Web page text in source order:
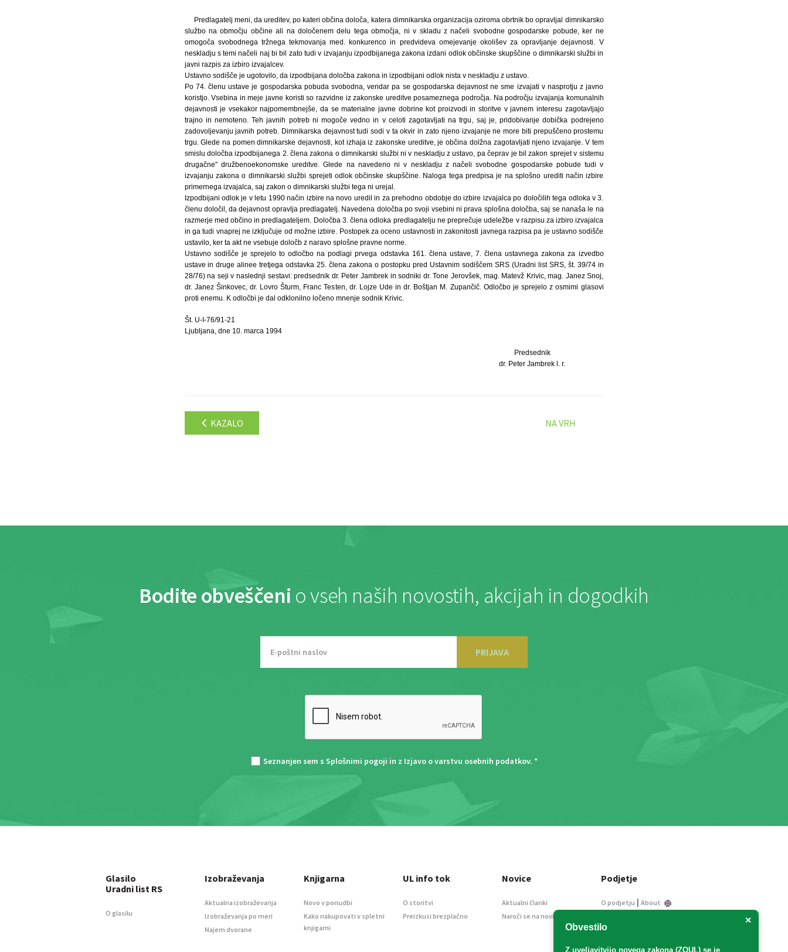
Predlagatelj meni, da ureditev, po kateri občina določa, katera dimnikarska organizacija oziroma obrtnik bo opravljal dimnikarsko
službo na območju občine ali na določenem delu tega območja, ni v skladu z načeli svobodne gospodarske pobude, ker ne
omogoča svobodnega tržnega tekmovanja med. konkurenco in predvideva omejevanje okolišev za opravljanje dejavnosti. V
neskladju s temi načeli naj bi bil zato tudi v izvajanju izpodbijanega zakona izdani odlok občinske skupščine o dimnikarski službi in
javni razpis za izbiro izvajalcev.
Ustavno sodišče je ugotovilo, da izpodbijana določba zakona in izpodbijani odlok nista v neskladju z ustavo.
Po 74. členu ustave je gospodarska pobuda svobodna, vendar pa se gospodarska dejavnost ne sme izvajati v nasprotju z javno
koristjo. Vsebina in meje javne koristi so razvidne iz zakonske ureditve posameznega področja. Na področju izvajanja komunalnih
dejavnosti je vsekakor najpomembnejše, da se materialne javne dobrine kot proizvodi in storitve v javnem interesu zagotavljajo
trajno in nemoteno. Teh javnih potreb ni mogoče vedno in v celoti zagotavljati na trgu, saj je, pridobivanje dobička podrejeno
zadovoljevanju javnih potreb. Dimnikarska dejavnost tudi sodi v ta okvir in zato njeno izvajanje ne more biti prepuščeno prostemu
trgu. Glede na pomen dimnikarske dejavnosti, kot izhaja iz zakonske ureditve, je občina dolžna zagotavljati njeno izvajanje. V tem
smislu določba izpodbijanega 2. člena zakona o dimnikarski službi ni v neskladju z ustavo, pa čeprav je bil zakon sprejet v sistemu
drugačne" družbenoekonomske ureditve. Glede na navedeno ni v neskladju z načeli svobodne gospodarske pobude tudi v
izvajanju zakona o dimnikarski službi sprejeti odlok občinske skupščine. Naloga tega predpisa je na splošno urediti način izbire
primernega izvajalca, saj zakon o dimnikarski službi tega ni urejal.
Izpodbijani odlok je v letu 1990 način izbire na novo uredil in za prehodno obdobje do izbire izvajalca po določilih tega odloka v 3.
členu določil, da dejavnost opravlja predlagatelj. Navedena določba po svoji vsebini ni prava splošna določba, saj se nanaša le na
razmerje med občino in predlagateljem. Določba 3. člena odloka predlagatelju ne preprečuje udeležbe v razpisu za izbiro izvajalca
in ga tudi vnaprej ne izključuje od možne izbire. Postopek za oceno ustavnosti in zakonitosti javnega razpisa pa je ustavno sodišče
ustavilo, ker ta akt ne vsebuje določb z naravo splošne pravne norme.
Ustavno sodišče je sprejelo to odločbo na podlagi prvega odstavka 161. člena ustave, 7. člena ustavnega zakona za izvedbo
ustave in druge alinee tretjega odstavka 25. člena zakona o postopku pred Ustavnim sodiščem SRS (Uradni list SRS, št. 39/74 in
28/76) na seji v naslednji sestavi: predsednik dr. Peter Jambrek in sodniki dr. Tone Jerovšek, mag. Matevž Krivic, mag. Janez Snoj,
dr. Janez Šinkovec, dr. Lovro Šturm, Franc Testen, dr. Lojze Ude in dr. Boštjan M. Zupančič. Odločbo je sprejelo z osmimi glasovi
proti enemu. K odločbi je dal odklonilno ločeno mnenje sodnik Krivic.
Št. U-I-76/91-21
Ljubljana, dne 10. marca 1994
Predsednik
dr. Peter Jambrek l. r.
KAZALO NA VRH
Bodite obveščeni o vseh naših novostih, akcijah in dogodkih
PRIJAVA
Seznanjen sem s Splošnimi pogoji in z Izjavo o varstvu osebnih podatkov. *
×
Obvestilo
Z uveljavitvijo novega zakona (ZOUL) se je
Glasilo
Uradni list RS
O glasilu
Izobraževanja
Aktualna izobraževanja
Izobraževanja po meri
Najem dvorane
Knjigarna
Novo v ponudbi
Kako nakupovati v spletni
knjigarni
UL info tok
O storitvi
Preizkusi brezplačno
Novice
Aktualni članki
Naroči se na novice
Podjetje
O podjetju
About
Informacije javnega